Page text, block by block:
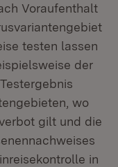
Voraufenthalt
testen lassen
der
wo
gilt und die
in